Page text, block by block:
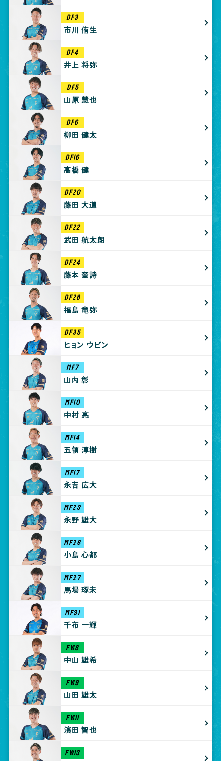
DF3
市川 侑生
DF4
井上 将弥
DF5
山原 慧也
DF6
柳田 健太
DF16
髙橋 健
DF20
藤田 大道
DF22
武田 航太朗
DF24
藤本 奎詩
DF28
福島 竜弥
DF35
ヒョン ウビン
MF7
山内 彰
MF10
中村 亮
MF14
五領 淳樹
MF17
永吉 広大
MF23
永野 雄大
MF26
小島 心都
MF27
馬場 琢未
MF31
千布 一輝
FW8
中山 雄希
FW9
山田 雄太
FW11
濱田 智也
FW13